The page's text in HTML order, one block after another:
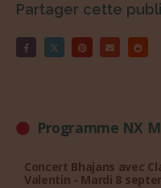
Partager cette
Programme NX
Concert Bhajans avec
Valentin - Mardi 8